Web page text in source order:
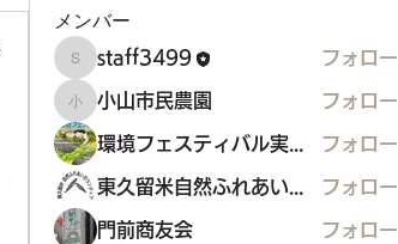
メンバー
staff3499
staff3499 フォロー
小山市民農園
小山市民農園 フォロー
環境フェスティバル実行委員会 フォロー
フォロー
門前商友会
フォロー